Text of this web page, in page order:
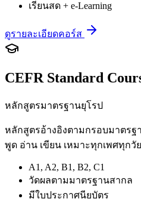
เรียนสด + e-Learning
ดูรายละเอียดคอร์ส
CEFR Standard
หลักสูตรมาตรฐานยุโรป
หลักสูตรอ้างอิงตามกรอบมาตรฐ
พูด อ่าน เขียน เหมาะทุกเพศทุกวัย
A1, A2, B1, B2, C1
วัดผลตามมาตรฐานสากล
มีใบประกาศนียบัตร